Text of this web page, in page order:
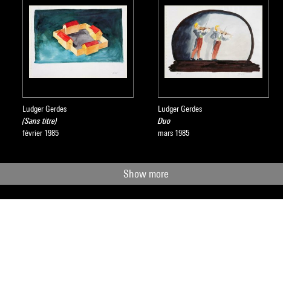
Ludger Gerdes
(Sans titre)
février 1985
Ludger Gerdes
Duo
mars 1985
Show more